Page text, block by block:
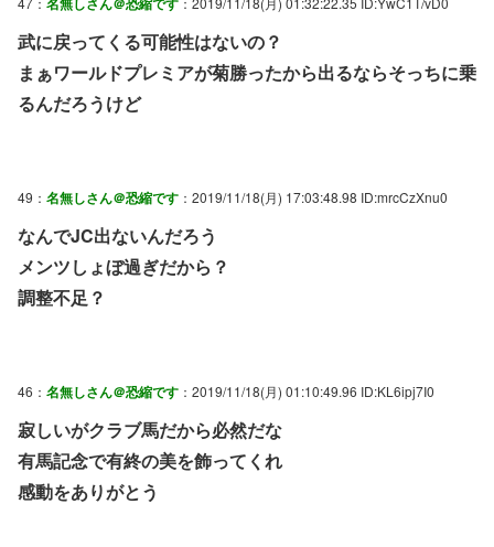
武に戻ってくる可能性はないの？
まぁワールドプレミアが菊勝ったから出るならそっちに乗
るんだろうけど
49： 名無しさん＠恐縮です ：2019/11/18(月) 17:03:48.98 ID:mrcCzXnu0
なんでJC出ないんだろう
メンツしょぼ過ぎだから？
調整不足？
46： 名無しさん＠恐縮です ：2019/11/18(月) 01:10:49.96 ID:KL6ipj7I0
寂しいがクラブ馬だから必然だな
有馬記念で有終の美を飾ってくれ
感動をありがとう